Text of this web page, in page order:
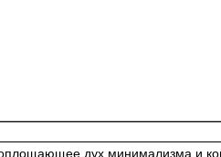
дух минимализма и